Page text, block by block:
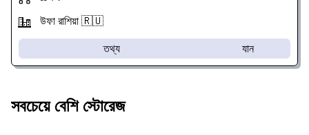
উফা রাশিয়া 🇷🇺
তথ্য যান
সবচেয়ে বেশি স্টোরেজ